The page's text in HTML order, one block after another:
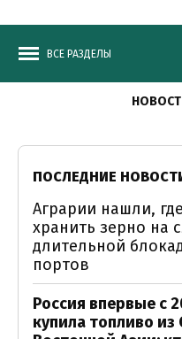
ВСЕ РАЗДЕЛЫ
ПОСЛЕДНИЕ
Аграрии нашли, где
хранить зерно на
длительной
портов
Россия впервые с
купила топливо из